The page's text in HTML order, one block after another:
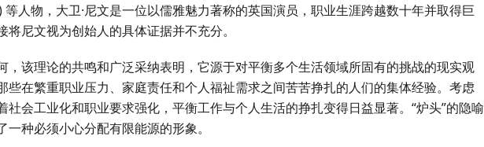
人物，大卫·尼文是一位以儒雅魅力著称的英国演员，职业生涯跨越数十年并取得巨
将尼文视为创始人的具体证据并不充分。
，该理论的共鸣和广泛采纳表明，它源于对平衡多个生活领域所固有的挑战的现实观
些在繁重职业压力、家庭责任和个人福祉需求之间苦苦挣扎的人们的集体经验。考虑
社会工业化和职业要求强化，平衡工作与个人生活的挣扎变得日益显著。“炉头”的隐喻
一种必须小心分配有限能源的形象。